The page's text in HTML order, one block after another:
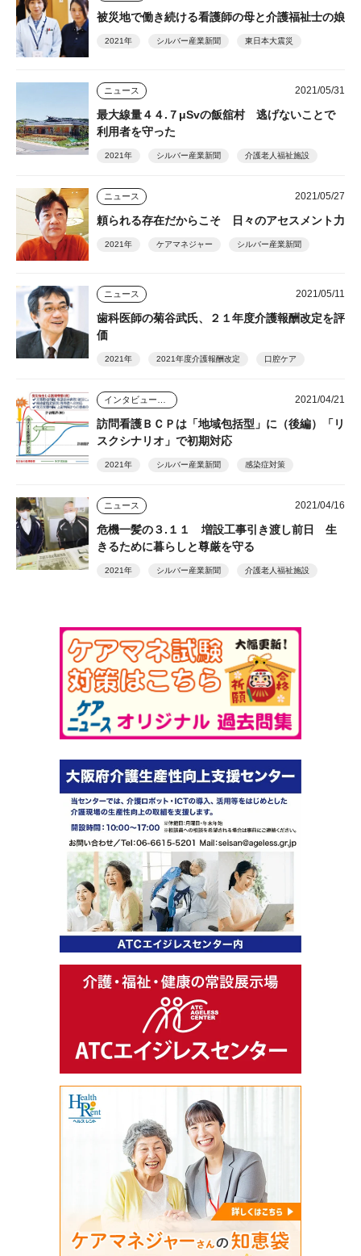
被災地で働き続ける看護師の母と介護福祉士の娘
2021年 シルバー産業新聞 東日本大震災
ニュース 2021/05/31
最大線量４４.７μSvの飯舘村 逃げないことで
利用者を守った
2021年 シルバー産業新聞 介護老人福祉施設
ニュース 2021/05/27
頼られる存在だからこそ 日々のアセスメント力
2021年 ケアマネジャー シルバー産業新聞
ニュース 2021/05/11
歯科医師の菊谷武氏、２１年度介護報酬改定を評
価
2021年 2021年度介護報酬改定 口腔ケア
2021/04/21
訪問看護ＢＣＰは「地域包括型」に（後編）「リ
スクシナリオ」で初期対応
2021年 シルバー産業新聞 感染症対策
ニュース 2021/04/16
危機一髪の３.１１ 増設工事引き渡し前日 生
きるために暮らしと尊厳を守る
2021年 シルバー産業新聞 介護老人福祉施設